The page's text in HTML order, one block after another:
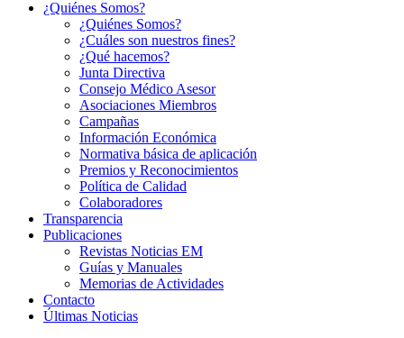
¿Quiénes Somos?
¿Quiénes Somos?
¿Cuáles son nuestros fines?
¿Qué hacemos?
Junta Directiva
Consejo Médico Asesor
Asociaciones Miembros
Campañas
Información Económica
Normativa básica de aplicación
Premios y Reconocimientos
Política de Calidad
Colaboradores
Transparencia
Publicaciones
Revistas Noticias EM
Guías y Manuales
Memorias de Actividades
Contacto
Últimas Noticias